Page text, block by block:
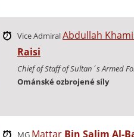
Vice AdmiralAbdullah
Raisi
Chief of Staff of Sultan´s Armed
Ománské ozbrojené síly
MG Mattar Bin Salim Al-